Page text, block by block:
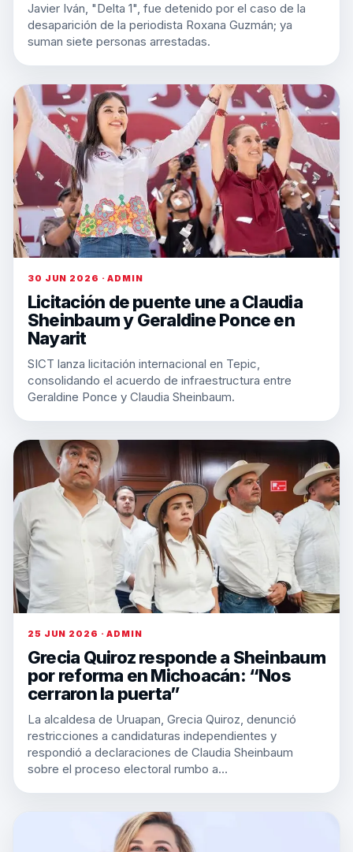
Javier Iván, "Delta 1", fue detenido por el caso de la
desaparición de la periodista Roxana Guzmán; ya
suman siete personas arrestadas.
30 JUN 2026 · ADMIN
Licitación de puente une a Claudia
Sheinbaum y Geraldine Ponce en
Nayarit
SICT lanza licitación internacional en Tepic,
consolidando el acuerdo de infraestructura entre
Geraldine Ponce y Claudia Sheinbaum.
25 JUN 2026 · ADMIN
Grecia Quiroz responde a Sheinbaum
por reforma en Michoacán: “Nos
cerraron la puerta”
La alcaldesa de Uruapan, Grecia Quiroz, denunció
restricciones a candidaturas independientes y
respondió a declaraciones de Claudia Sheinbaum
sobre el proceso electoral rumbo a…